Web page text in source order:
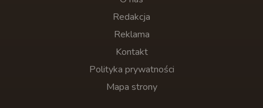
Redakcja
Reklama
Kontakt
Polityka prywatności
Mapa strony